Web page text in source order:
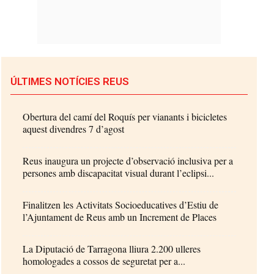
ÚLTIMES NOTÍCIES REUS
Obertura del camí del Roquís per vianants i bicicletes
aquest divendres 7 d’agost
Reus inaugura un projecte d’observació inclusiva per a
persones amb discapacitat visual durant l’eclipsi...
Finalitzen les Activitats Socioeducatives d’Estiu de
l’Ajuntament de Reus amb un Increment de Places
La Diputació de Tarragona lliura 2.200 ulleres
homologades a cossos de seguretat per a...